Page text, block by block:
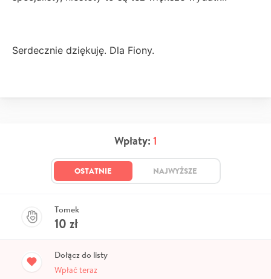
Serdecznie dziękuję. Dla Fiony.
Wpłaty: 1
OSTATNIE NAJWYŻSZE
Tomek
10 zł
Dołącz do listy
Wpłać teraz